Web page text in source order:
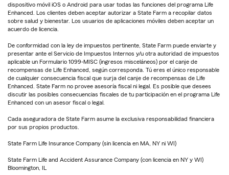
dispositivo móvil iOS o Android para usar todas las funciones del programa Life
Enhanced. Los clientes deben aceptar autorizar a State Farm a recopilar datos
sobre salud y bienestar. Los usuarios de aplicaciones móviles deben aceptar un
acuerdo de licencia.
De conformidad con la ley de impuestos pertinente, State Farm puede enviarte y
presentar ante el Servicio de Impuestos Internos y/u otra autoridad de impuestos
aplicable un Formulario 1099-MISC (ingresos misceláneos) por el canje de
recompensas de Life Enhanced, según corresponda. Tú eres el único responsable
de cualquier consecuencia fiscal que surja del canje de recompensas de Life
Enhanced. State Farm no provee asesoría fiscal ni legal. Es posible que desees
discutir las posibles consecuencias fiscales de tu participación en el programa Life
Enhanced con un asesor fiscal o legal.
Cada aseguradora de State Farm asume la exclusiva responsabilidad financiera
por sus propios productos.
State Farm Life Insurance Company (sin licencia en MA, NY ni WI)
State Farm Life and Accident Assurance Company (con licencia en NY y WI)
Bloomington, IL